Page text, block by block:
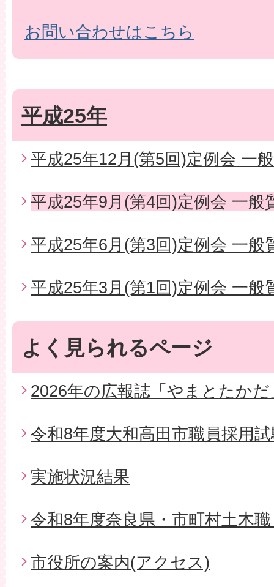
お問い合わせはこちら
平成25年
平成25年12月(第5回)定例会 一
平成25年9月(第4回)定例会 一般
平成25年6月(第3回)定例会 一般
平成25年3月(第1回)定例会 一般
よく見られるページ
2026年の広報誌「やまとたかだ
令和8年度大和高田市職員採用
実施状況結果
令和8年度奈良県・市町村土木
市役所の案内(アクセス)